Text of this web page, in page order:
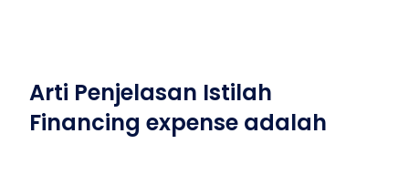
Arti Penjelasan Istilah
Financing expense adalah